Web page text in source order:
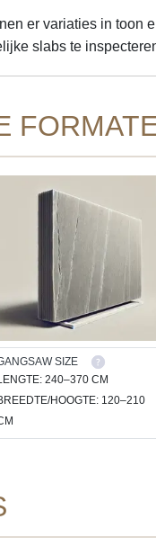
er variaties in
slabs te
SIZE
240–370 CM
HOOGTE: 120–210